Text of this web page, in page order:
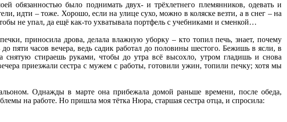
обязанностью было поднимать двух- и трёхлетнего племянников, одевать и
идти – тоже. Хорошо, если на улице сухо, можно в коляске везти, а в снег – на
не упал, да ещё как-то ухватывала портфель с учебниками и сменкой…
приносила дрова, делала влажную уборку – кто топил печь, знает, почему
пяти часов вечера, ведь садик работал до половины шестого. Бежишь в ясли, в
стираешь руками, чтобы до утра всё высохло, утром гладишь и снова
приезжали сестра с мужем с работы, готовили ужин, топили печку; хотя мы
Однажды в марте она прибежала домой раньше времени, после обеда,
на работе. Но пришла моя тётка Нюра, старшая сестра отца, и спросила: